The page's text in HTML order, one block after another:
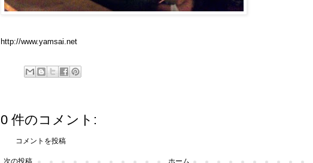
http://www.yamsai.net
0 件のコメント:
コメントを投稿
次の投稿
ホーム